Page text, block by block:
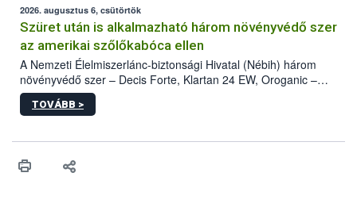
az intenzív felderítést, emellett az intézkedéseket a szlovák
hatósággal is összehangolják a terjedés megállítása érdekében.
2026. augusztus 6, csütörtök
Szüret után is alkalmazható három növényvédő szer
az amerikai szőlőkabóca ellen
A Nemzeti Élelmiszerlánc-biztonsági Hivatal (Nébih) három
növényvédő szer – Decis Forte, Klartan 24 EW, Oroganic –
engedélyokiratát módosította, így azok a szüretet követően,
egészen a vesszőérettség (BBCH 91) stádiumáig
érésű szőlőkben is legyen lehetőség a károsító elleni további
felhasználók számára is elérhető és ökológiai termesztésben is
TOVÁBB >